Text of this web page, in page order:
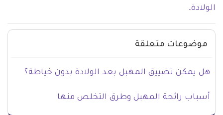
الولادة.
موضوعات متعلقة
هل يمكن تضييق المهبل بعد الولادة بدون خياطة؟
أسباب رائحة المهبل وطرق التخلص منها